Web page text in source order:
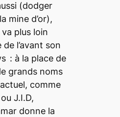
(dodger
mine d’or),
plus loin
l’avant son
: à la place de
grands noms
comme
J.I.D,
donne la